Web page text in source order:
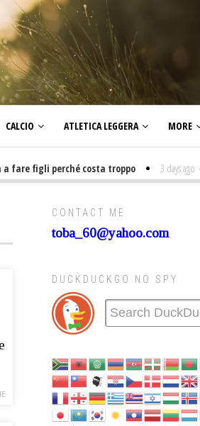
CALCIO ATLETICA LEGGERA MORE
perché costa troppo 3 days ago - Non
CONTACT ME
toba_60@yahoo.com
DUCKDUCKGO NO SPY